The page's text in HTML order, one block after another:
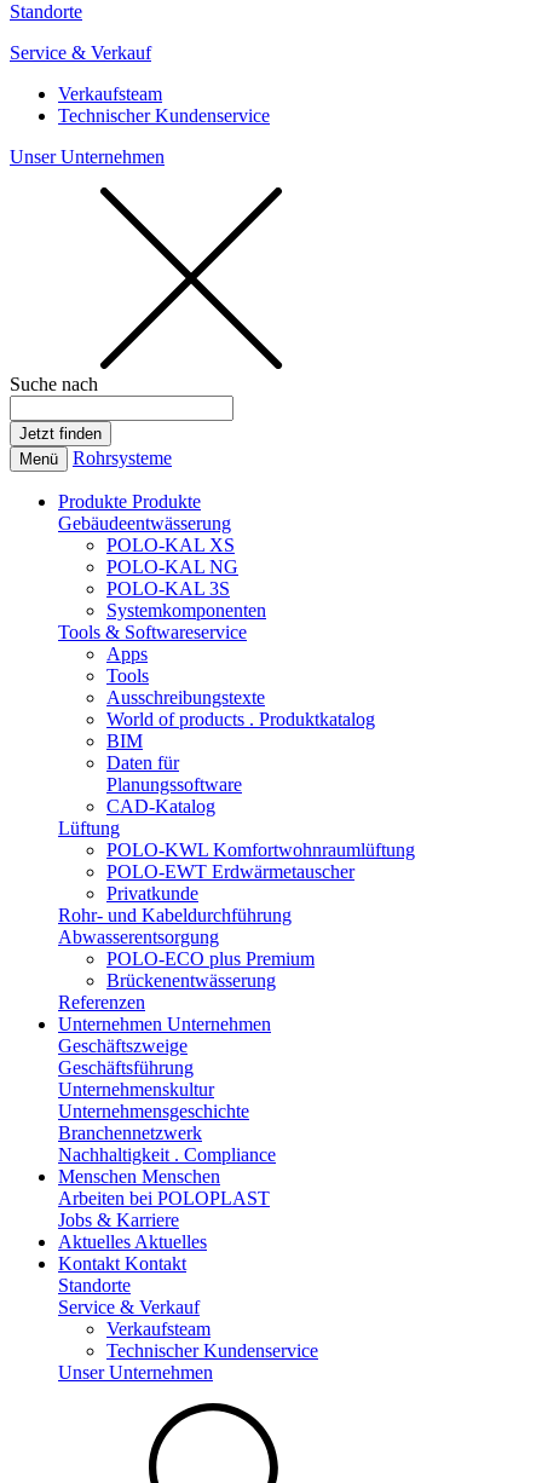
Standorte
Service & Verkauf
Verkaufsteam
Technischer Kundenservice
Unser Unternehmen
Suche nach
Menü Rohrsysteme
Produkte Produkte
Gebäudeentwässerung
POLO-KAL XS
POLO-KAL NG
POLO-KAL 3S
Systemkomponenten
Tools & Softwareservice
Apps
Tools
Ausschreibungstexte
World of products . Produktkatalog
BIM
Daten für
Planungssoftware
CAD-Katalog
Lüftung
POLO-KWL Komfortwohnraumlüftung
POLO-EWT Erdwärmetauscher
Privatkunde
Rohr- und Kabeldurchführung
Abwasserentsorgung
POLO-ECO plus Premium
Brückenentwässerung
Referenzen
Unternehmen Unternehmen
Geschäftszweige
Geschäftsführung
Unternehmenskultur
Unternehmensgeschichte
Branchennetzwerk
Nachhaltigkeit . Compliance
Menschen Menschen
Arbeiten bei POLOPLAST
Jobs & Karriere
Aktuelles Aktuelles
Kontakt Kontakt
Standorte
Service & Verkauf
Verkaufsteam
Technischer Kundenservice
Unser Unternehmen